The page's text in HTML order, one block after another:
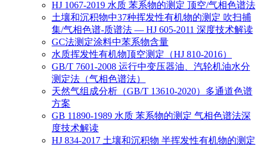
HJ 1067-2019 水质 苯系物的测定 顶空/气相色谱法
土壤和沉积物中37种挥发性有机物的测定 吹扫捕
集/气相色谱-质谱法 — HJ 605-2011 深度技术解读
GC法测定涂料中苯系物含量
水质挥发性有机物顶空测定（HJ 810-2016）
GB/T 7601-2008 运行中变压器油、汽轮机油水分
测定法（气相色谱法）
天然气组成分析（GB/T 13610-2020）多通道色谱
方案
GB 11890-1989 水质 苯系物的测定 气相色谱法深
度技术解读
HJ 834-2017 土壤和沉积物 半挥发性有机物的测定